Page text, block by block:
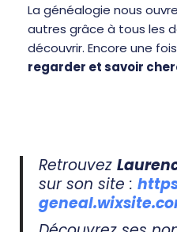
La généalogie nous
autres grâce à tous les
découvrir. Encore une
regarder et savoir
Retrouvez
sur son site :